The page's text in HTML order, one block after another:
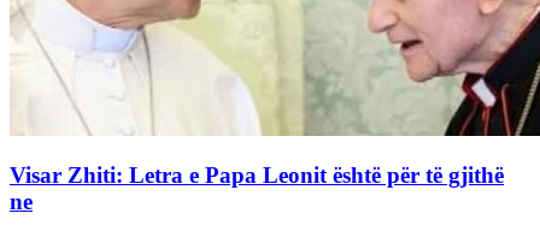
Visar Zhiti: Letra e Papa Leonit është për të gjithë
ne